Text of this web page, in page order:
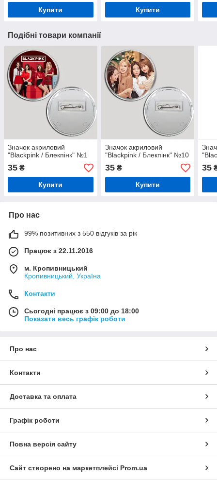
Купити Купити
Подібні товари компанії
Значок акриловий
"Blackpink / Блекпінк" №1
35 ₴
Купити
Значок акриловий
"Blackpink / Блекпінк" №10
35₴
Купити
35
Про нас
99% позитивних з 550 відгуків за рік
Працює з 22.11.2016
м. Кропивницький
Кропивницький, Україна
Контакти
Сьогодні працює з 09:00 до 18:00
Показати весь графік роботи
Про нас
Контакти
Доставка та оплата
Графік роботи
Повна версія сайту
Сайт створено на маркетплейсі Prom.ua